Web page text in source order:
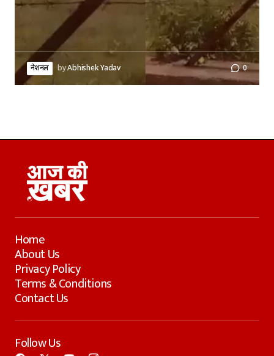
नेशनल byAbhishek Yadav 0
Home
About Us
Privacy Policy
Terms & Conditions
Contact Us
Follow Us